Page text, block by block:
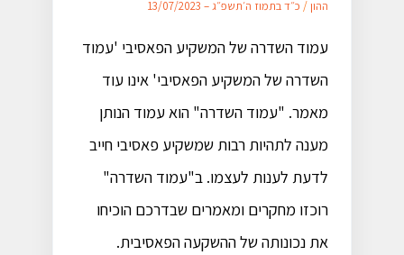
ההון/כ״ד בתמוז ה׳תשפ״ג – 13/07/2023
עמוד השדרה של המשקיע הפאסיבי 'עמוד
השדרה של המשקיע הפאסיבי' אינו עוד
מאמר. "עמוד השדרה" הוא עמוד הנותן
מענה לתהיות רבות שמשקיע פאסיבי חייב
לדעת לענות לעצמו. ב"עמוד השדרה"
רוכזו מחקרים ומאמרים שבדרכם הוכיחו
את נכונותה של ההשקעה הפאסיבית.